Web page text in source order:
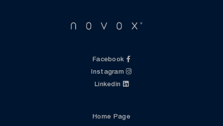
Facebook
Instagram
Linkedin
Home Page